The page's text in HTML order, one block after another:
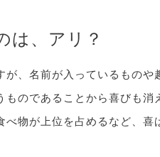
は、アリ？
、名前が入っているものや
のであることから喜びも消
物が上位を占めるなど、